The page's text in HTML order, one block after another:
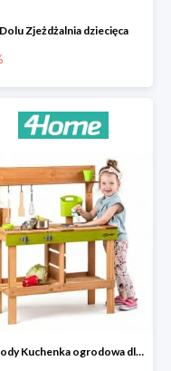
Dolu Zjeżdżalnia dziecięca
Woody Kuchenka ogrodowa dla dzieci Rosalie